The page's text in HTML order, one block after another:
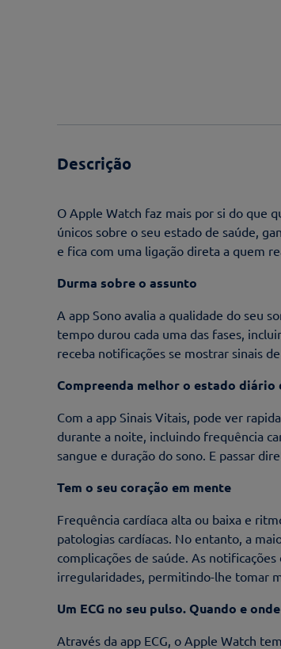
Descrição
O Apple Watch faz mais por si do que
únicos sobre o seu estado de saúde,
e fica com uma ligação direta a quem
Durma sobre o assunto
A app Sono avalia a qualidade do seu
tempo durou cada uma das fases,
receba notificações se mostrar sinais
Compreenda melhor o estado diário
Com a app Sinais Vitais, pode ver
durante a noite, incluindo frequência
sangue e duração do sono. E passar
Tem o seu coração em mente
Frequência cardíaca alta ou baixa e
patologias cardíacas. No entanto, a
compli­cações de saúde. As
irregularidades, permitindo-lhe tomar
Um ECG no seu pulso. Quando e
Através da app ECG, o Apple Watch